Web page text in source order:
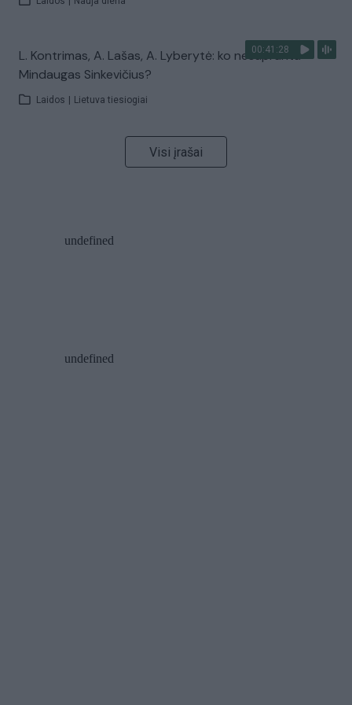
00:41:28
L. Kontrimas, A. Lašas, A. Lyberytė: ko nesupranta
Mindaugas Sinkevičius?
Laidos Lietuva tiesiogiai
Visi įrašai